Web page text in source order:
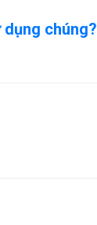
chúng?